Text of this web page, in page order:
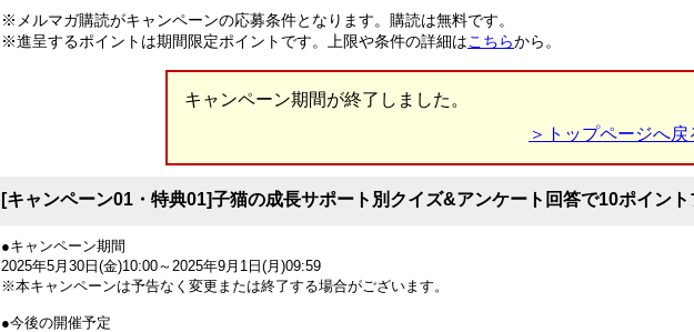
※メルマガ購読がキャンペーンの応募条件となります。購読は無料です。
※進呈するポイントは期間限定ポイントです。上限や条件の詳細はこちらから。
キャンペーン期間が終了しました。
＞トップページへ戻
[キャンペーン01・特典01]子猫の成長サポート別クイズ&アンケート回答で10ポイン
●キャンペーン期間
2025年5月30日(金)10:00～2025年9月1日(月)09:59
※本キャンペーンは予告なく変更または終了する場合がございます。
●今後の開催予定